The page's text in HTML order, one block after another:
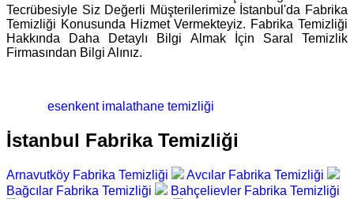
Tecrübesiyle Siz Değerli Müşterilerimize İstanbul'da Fabrika
Temizliği Konusunda Hizmet Vermekteyiz. Fabrika Temizliği
Hakkında Daha Detaylı Bilgi Almak İçin Saral Temizlik
Firmasından Bilgi Alınız.
esenkent imalathane temizliği
İstanbul Fabrika Temizliği
Arnavutköy Fabrika Temizliği
Avcılar Fabrika Temizliği
Bağcılar Fabrika Temizliği
Bahçelievler Fabrika Temizliği